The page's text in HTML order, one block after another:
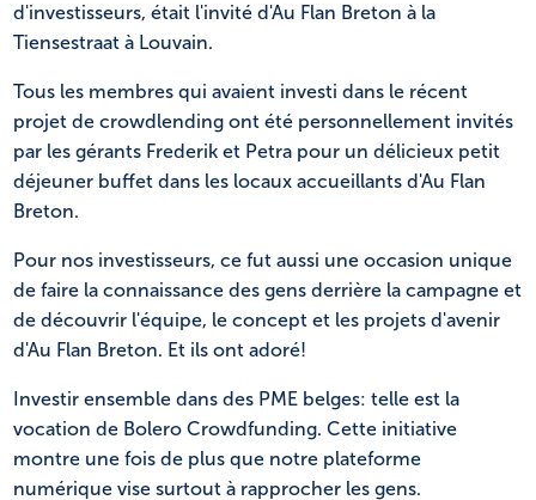
d'investisseurs, était l'invité d'Au Flan Breton à la
Tiensestraat à Louvain.
Tous les membres qui avaient investi dans le récent
projet de crowdlending ont été personnellement invités
par les gérants Frederik et Petra pour un délicieux petit
déjeuner buffet dans les locaux accueillants d'Au Flan
Breton.
Pour nos investisseurs, ce fut aussi une occasion unique
de faire la connaissance des gens derrière la campagne et
de découvrir l'équipe, le concept et les projets d'avenir
d'Au Flan Breton. Et ils ont adoré!
Investir ensemble dans des PME belges: telle est la
vocation de Bolero Crowdfunding. Cette initiative
montre une fois de plus que notre plateforme
numérique vise surtout à rapprocher les gens.